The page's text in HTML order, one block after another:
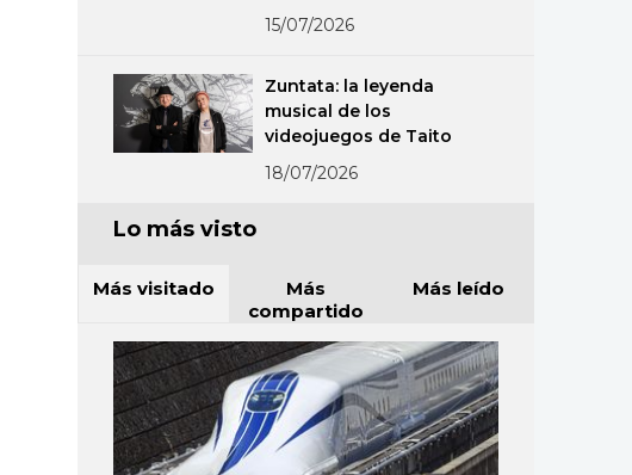
15/07/2026
Zuntata: la leyenda
musical de los
videojuegos de Taito
18/07/2026
Lo más visto
Más visitado
Más
compartido
Más leído